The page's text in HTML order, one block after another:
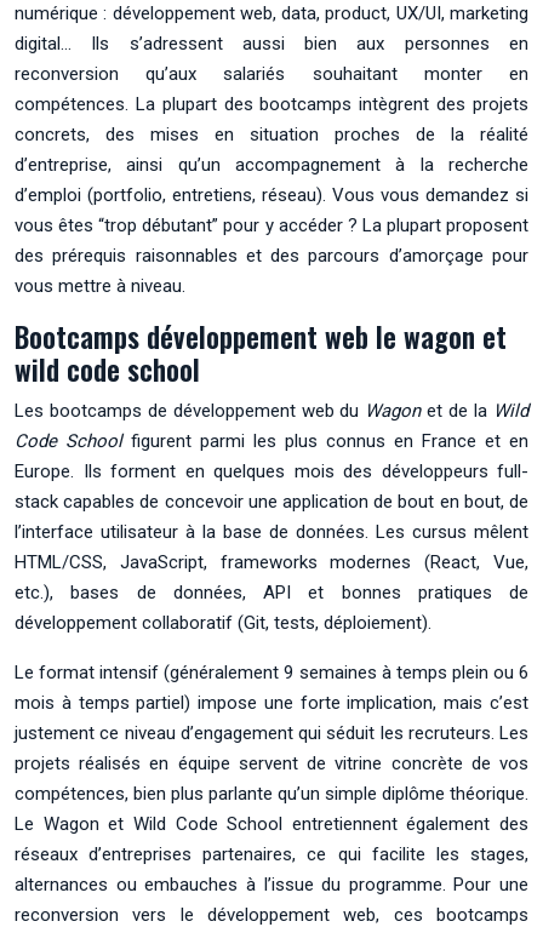
numérique : développement web, data, product, UX/UI, marketing
digital… Ils s’adressent aussi bien aux personnes en
reconversion qu’aux salariés souhaitant monter en
compétences. La plupart des bootcamps intègrent des projets
concrets, des mises en situation proches de la réalité
d’entreprise, ainsi qu’un accompagnement à la recherche
d’emploi (portfolio, entretiens, réseau). Vous vous demandez si
vous êtes “trop débutant” pour y accéder ? La plupart proposent
des prérequis raisonnables et des parcours d’amorçage pour
vous mettre à niveau.
Bootcamps développement web le wagon et
wild code school
Les bootcamps de développement web du Wagonet de la Wild
Code Schoolfigurent parmi les plus connus en France et en
Europe. Ils forment en quelques mois des développeurs full-
stack capables de concevoir une application de bout en bout, de
l’interface utilisateur à la base de données. Les cursus mêlent
HTML/CSS, JavaScript, frameworks modernes (React, Vue,
etc.), bases de données, API et bonnes pratiques de
développement collaboratif (Git, tests, déploiement).
Le format intensif (généralement 9 semaines à temps plein ou 6
mois à temps partiel) impose une forte implication, mais c’est
justement ce niveau d’engagement qui séduit les recruteurs. Les
projets réalisés en équipe servent de vitrine concrète de vos
compétences, bien plus parlante qu’un simple diplôme théorique.
Le Wagon et Wild Code School entretiennent également des
réseaux d’entreprises partenaires, ce qui facilite les stages,
alternances ou embauches à l’issue du programme. Pour une
reconversion vers le développement web, ces bootcamps